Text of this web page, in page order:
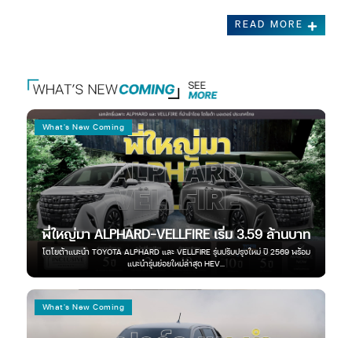
READ MORE
What's New Coming
พี่ใหญ่มา ALPHARD-VELLFIRE เริ่ม 3.59 ล้านบาท
โตโยต้าแนะนำ TOYOTA ALPHARD และ VELLFIRE รุ่นปรับปรุงใหม่ ปี 2569 พร้อม
แนะนำรุ่นย่อยใหม่ล่าสุด HEV...
What's New Coming